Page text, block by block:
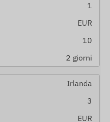
1
EUR
10
2 giorni
Irlanda
3
EUR